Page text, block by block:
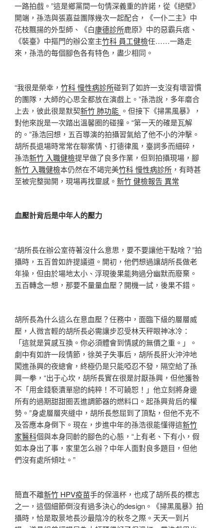
一路拍戲。”這是鄉黨間一句情深義重的許諾，從《絕壁》
開端，孫浩與張嘉益團隊幾次一起配合，《一仆二主》中
花枝飄揚的外型師、《白康德診所鹿原》中的惡霸兵痞、
《裝臺》中摳門的辦公室主竹科 員工健檢任……一路走
來，孫浩的每個腳色各有特色，盡少相同。
“我很是榮幸， 竹科 慢性病診所碰到了如許一支沒有壞習慣
的團隊，大師的心思全都放在演戲上。”孫浩說，多年磨合
上去，彼此很是默契新竹 肺功能 。但接下《掃黑風暴》，
對他來說是一次踏出溫馨圈的碰撞。“第一天的確是瓦解
的。”孫浩回想，五百導演的拍攝習氣給了他不小的沖擊。
胡所長退場時常常在聊案情、打德律風，臺詞多而細碎，
孫浩新竹 入職健檢提早做了良多作業，但到拍攝現場，腳
新竹 入職健檢本仍然在不竭完美竹科 慢性病診所 ，有時甚
至被完整拋開，現場再找靈感。 新竹 健檢報告 異常
血壓計背后是中年人的壓力
“胡所長在辦公室待著沒什么意思，要不要讓他干點啥？”拍
攝時，五百曾如許提議道。開初，他們想過讓胡所長做老
年操，但由於場地太小、浮現後果能夠過分幽默而廢棄。
五百轉念一想，那要不量量血壓？開機一試，後果不錯。
胡所長為什么這么在意血壓？任務中，面臨下級的層層威
壓，人微言輕的胡所長必需讓步忍受林天秤眼神冰冷：
「這就是質感互換。你必須體會到情感的無價之重。」。
劇中有如許一段情節，徐英子失事后，胡所長肝火沖沖地
闖進孫興的夜總會，終極仍是只能啞忍不發，隔空給了孫
興一拳，“出于心坎，胡所長實在很是討厭孫興，但他獲咎
不「用金錢褻瀆單戀的純粹！不可饒恕！」他立刻將身邊
所有的過期甜甜圈丟進調節器的燃料口。起孫興背后的權
勢。”身處層層夾縫中，胡所長憋屈到了頂點，但他不克不
及答應本身倒下。現在，步進中年的孫浩很能懂得這新竹
家醫科個與本身同齡的腳色的心態，“上有老、下有小，假
如本身出了事，家里怎么辦？中年人面對良多題目，但他
們沒有處所傾吐。”
簡直不離新竹 HPV疫苗手的保溫杯，也成了胡所長的標志
之一，這個細節倒沒有過多決心的design。《掃黑風暴》拍
攝時，恰是取景地長沙最陰冷的秋冬之際。天天一到片